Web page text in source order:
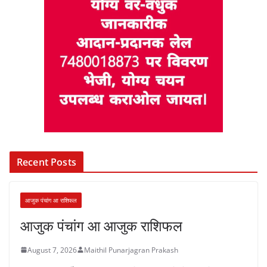
Recent Posts
आजुक पंचांग आ राशिफल
आजुक पंचांग आ आजुक राशिफल
August 7, 2026 Maithil Punarjagran Prakash